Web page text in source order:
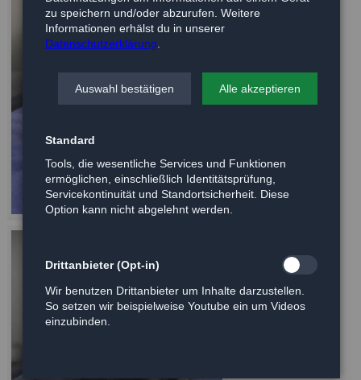
zu speichern und/oder abzurufen. Weitere
Informationen erhälst du in unserer
Datenschutzerklärung
Auswahl bestätigen Alle akzeptieren
Standard
Tools, die wesentliche Services und Funktionen
ermöglichen, einschließlich Identitätsprüfung,
Servicekontinuität und Standortsicherheit. Diese
Option kann nicht abgelehnt werden.
Drittanbieter (Opt-in)
Wir benutzen Drittanbieter um Inhalte darzustellen.
So setzen wir beispielweise Youtube ein um Videos
einzubinden.